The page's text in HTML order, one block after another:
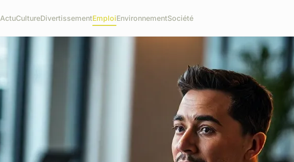
ActuCultureDivertissementEmploiEnvironnementSociété